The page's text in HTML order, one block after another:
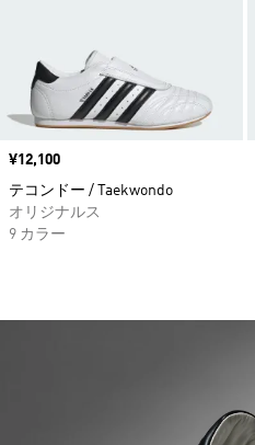
価格
¥12,100
テコンドー / Taekwondo
オリジナルス
9 カラー